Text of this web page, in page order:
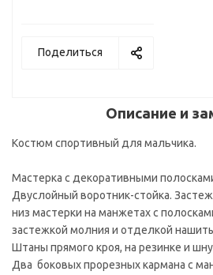
Поделиться
Описание и
Костюм спортивный для мальчика.
Мастерка с декоративными
Двуслойный воротник-стойка.
низ мастерки на манжетах с
застежкой молния и отделкой
Штаны прямого кроя, на резинке и
Два боковых прорезных кармана с